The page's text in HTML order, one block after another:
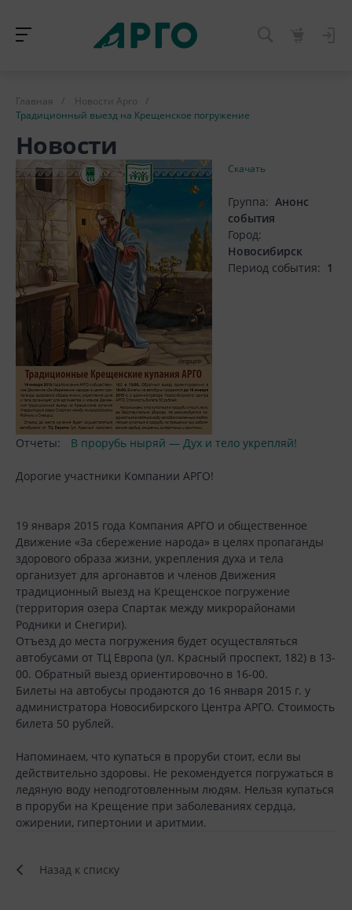
Главная / Новости Арго
/
Традиционный выезд на Крещенское погружение
Новости
Скачать
Группа: Анонс
события
Город:
Новосибирск
Период события: 1
Отчеты: В прорубь ныряй — Дух и тело укрепляй!
Дорогие участники Компании АРГО!
19 января 2015 года Компания АРГО и общественное
Движение «За сбережение народа» в целях пропаганды
здорового образа жизни, укрепления духа и тела
организует для аргонавтов и членов Движения
традиционный выезд на Крещенское погружение
(территория озера Спартак между микрорайонами
Родники и Снегири).
Отъезд до места погружения будет осуществляться
автобусами от ТЦ Европа (ул. Красный проспект, 182) в 13-
00. Обратный выезд ориентировочно в 16-00.
Билеты на автобусы продаются до 16 января 2015 г. у
администратора Новосибирского Центра АРГО. Стоимость
билета 50 рублей.
Напоминаем, что купаться в проруби стоит, если вы
действительно здоровы. Не рекомендуется погружаться в
ледяную воду неподготовленным людям. Нельзя купаться
в проруби на Крещение при заболеваниях сердца,
ожирении, гипертонии и аритмии.
Назад к списку